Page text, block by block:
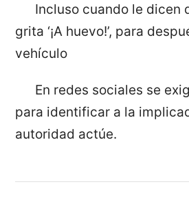
Incluso cuando le dicen
grita ‘¡A huevo!’, para
vehículo
En redes sociales se
para identificar a la
autoridad actúe.